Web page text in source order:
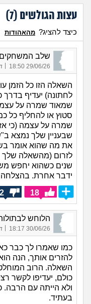
עצות הגולשים (7
)
כיצד להציג? מהאהודות
שלב המשחקים_4748, בן 36,
29/06/26 18:50
השאלה הזו כל הזמן
לחתונה) יעדיף
שמאוד שמרה על
סטוץ או להחליף כל
שמרה על עצמה (כי
שבעניין שלך נמצא
את מה שהוא אומר
לזרום (מהשאלה שלך
שנים כשהוא יחפש
ידבר אחרת. בהצלחה
18
2
הלוחש לבתולות_6460, בן 22,
30/06/26 18:17
|
כמו שאמרו לך כבר
להזרים אותך, הנה
השאלה. הרוב
כולם, יעדיפו לקשר
ולא הייתה עם הרבה.
בעתיד.